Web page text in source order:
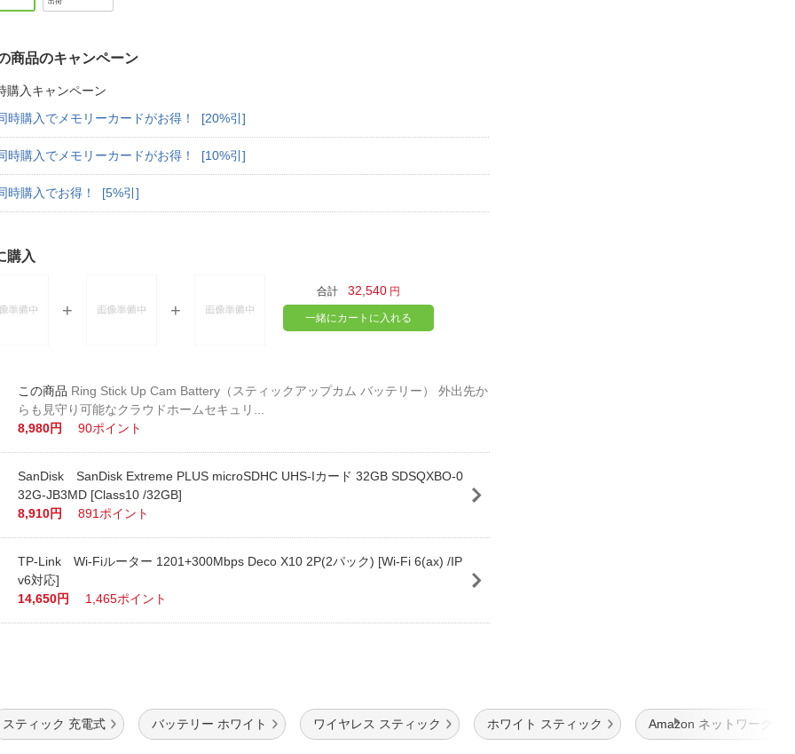
商品のキャンペーン
購入キャンペーン
時購入でメモリーカードがお得！ [20%引]
時購入でメモリーカードがお得！ [10%引]
時購入でお得！ [5%引]
購入
合計 32,540 円
一緒にカートに入れる
Ring Stick Up Cam Battery（スティックアップカム バッテリー） 外出先か
らも見守り可能なクラウドホームセキュリ...
8,980円
90ポイント
SanDisk SanDisk Extreme PLUS microSDHC UHS-Iカード 32GB SDSQXBO-0
32G-JB3MD [Class10 /32GB]
8,910円
891ポイント
TP-Link Wi-Fiルーター 1201+300Mbps Deco X10 2P(2パック) [Wi-Fi 6(ax) /IP
v6対応]
14,650円
1,465ポイント
スティック 充電式 バッテリー ホワイト ワイヤレス スティック ホワイト スティック Amazon ネットワークカ